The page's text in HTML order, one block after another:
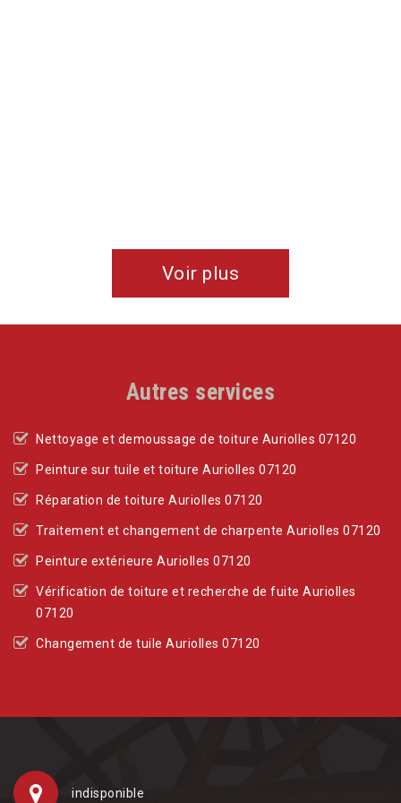
Voir plus
Autres services
Nettoyage et demoussage de toiture Auriolles 07120
Peinture sur tuile et toiture Auriolles 07120
Réparation de toiture Auriolles 07120
Traitement et changement de charpente Auriolles 07120
Peinture extérieure Auriolles 07120
Vérification de toiture et recherche de fuite Auriolles
07120
Changement de tuile Auriolles 07120
indisponible